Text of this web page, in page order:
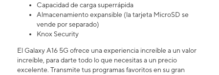
Capacidad de carga superrápida
Almacenamiento expansible (la tarjeta MicroSD se
vende por separado)
Knox Security
El Galaxy A16 5G ofrece una experiencia increíble a un valor
increíble, para darte todo lo que necesitas a un precio
excelente. Transmite tus programas favoritos en su gran